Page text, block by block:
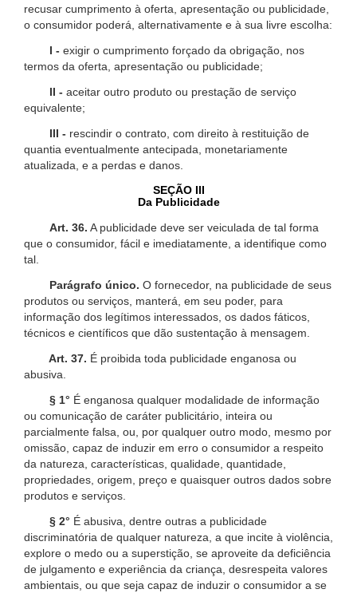
recusar cumprimento à oferta, apresentação ou publicidade,
o consumidor poderá, alternativamente e à sua livre escolha:
I - exigir o cumprimento forçado da obrigação, nos
termos da oferta, apresentação ou publicidade;
II - aceitar outro produto ou prestação de serviço
equivalente;
III - rescindir o contrato, com direito à restituição de
quantia eventualmente antecipada, monetariamente
atualizada, e a perdas e danos.
SEÇÃO III
Da Publicidade
Art. 36. A publicidade deve ser veiculada de tal forma
que o consumidor, fácil e imediatamente, a identifique como
tal.
Parágrafo único. O fornecedor, na publicidade de seus
produtos ou serviços, manterá, em seu poder, para
informação dos legítimos interessados, os dados fáticos,
técnicos e científicos que dão sustentação à mensagem.
Art. 37. É proibida toda publicidade enganosa ou
abusiva.
§ 1° É enganosa qualquer modalidade de informação
ou comunicação de caráter publicitário, inteira ou
parcialmente falsa, ou, por qualquer outro modo, mesmo por
omissão, capaz de induzir em erro o consumidor a respeito
da natureza, características, qualidade, quantidade,
propriedades, origem, preço e quaisquer outros dados sobre
produtos e serviços.
§ 2° É abusiva, dentre outras a publicidade
discriminatória de qualquer natureza, a que incite à violência,
explore o medo ou a superstição, se aproveite da deficiência
de julgamento e experiência da criança, desrespeita valores
ambientais, ou que seja capaz de induzir o consumidor a se